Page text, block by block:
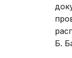
Б.